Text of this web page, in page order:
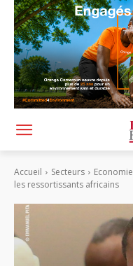
Accueil Secteurs Economie
les ressortissants africains